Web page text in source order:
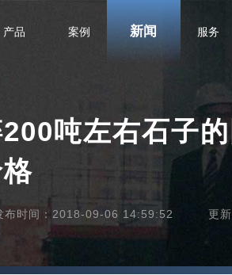
产品 案例 新闻 服务
吨左右石子
布时间：2018-09-06 14:59:52 更